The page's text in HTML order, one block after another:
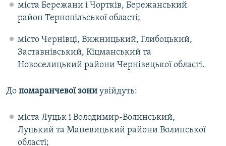
міста Бережани і Чортків, Бережанський
район Тернопільської області;
місто Чернівці, Вижницький, Глибоцький,
Заставнівський, Кіцманський та
Новоселицький райони Чернівецької області.
До помаранчевої зони увійдуть:
міста Луцьк і Володимир-Волинський,
Луцький та Маневицький райони Волинської
області;